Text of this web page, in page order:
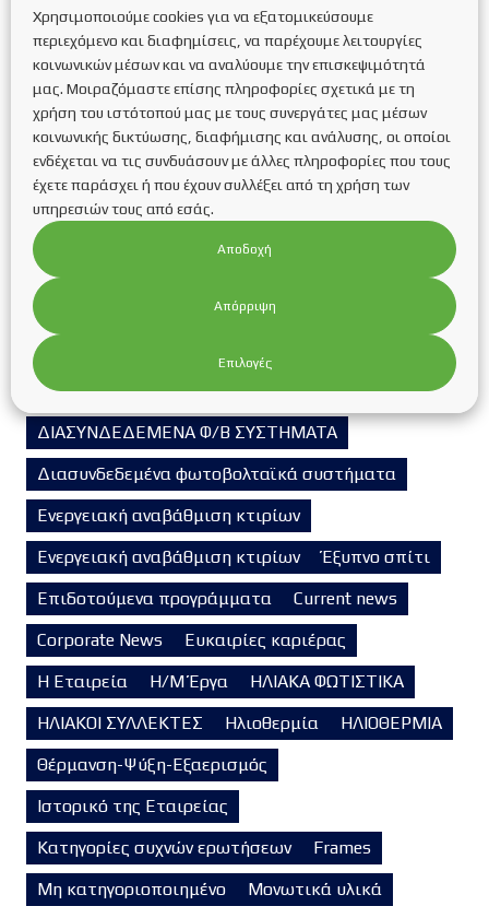
Categories
Blog FAQs οικιακές στέγες
Inverters
Service Φ/Β πάρκων
Trackers
ΑΔΕΙΟΔΟΤΗΣΕΙΣ
Ανανεώσιμες πηγές ενέργειας
ΑΝΤΛΙΕΣ ΘΕΡΜΟΤΗΤΑΣ
Αντλίες θερμότητας
ΑΥΤΟΝΟΜΑ Φ/Β ΣΥΣΤΗΜΑΤΑ
Autonomous photovoltaic systems
ΒΑΣΕΙΣ ΣΤΗΡΙΞΗΣ ΦΩΤΟΒΟΛΤΑΪΚΩΝ ΠΑΝΕΛ
Βιομάζα
ΓΕΩΘΕΡΜΙΑ
ΔΙΑΣΥΝΔΕΔΕΜΕΝΑ Φ/Β ΣΥΣΤΗΜΑΤΑ
Διασυνδεδεμένα φωτοβολταϊκά συστήματα
Ενεργειακή αναβάθμιση κτιρίων
Ενεργειακή αναβάθμιση κτιρίων
Έξυπνο σπίτι
Επιδοτούμενα προγράμματα
Current news
Corporate News
Ευκαιρίες καριέρας
Η Εταιρεία
Η/Μ Έργα
ΗΛΙΑΚΑ ΦΩΤΙΣΤΙΚΑ
ΗΛΙΑΚΟΙ ΣΥΛΛΕΚΤΕΣ
Ηλιοθερμία
ΗΛΙΟΘΕΡΜΙΑ
Θέρμανση-Ψύξη-Εξαερισμός
Ιστορικό της Εταιρείας
Κατηγορίες συχνών ερωτήσεων
Frames
Μη κατηγοριοποιημένο
Μονωτικά υλικά
Χρησιμοποιούμε cookies για να εξατομικεύσουμε
περιεχόμενο και διαφημίσεις, να παρέχουμε λειτουργίες
κοινωνικών μέσων και να αναλύουμε την επισκεψιμότητά
μας. Μοιραζόμαστε επίσης πληροφορίες σχετικά με τη
χρήση του ιστότοπού μας με τους συνεργάτες μας μέσων
κοινωνικής δικτύωσης, διαφήμισης και ανάλυσης, οι οποίοι
ενδέχεται να τις συνδυάσουν με άλλες πληροφορίες που τους
έχετε παράσχει ή που έχουν συλλέξει από τη χρήση των
υπηρεσιών τους από εσάς.
Αποδοχή
Απόρριψη
Επιλογές